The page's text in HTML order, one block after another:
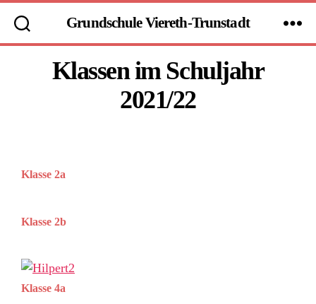
Grundschule Viereth-Trunstadt
Klassen im Schuljahr
2021/22
Klasse 2a
Klasse 2b
Klasse 4a